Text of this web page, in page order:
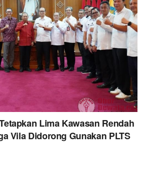
Lima Kawasan Rendah
Vila Didorong Gunakan PLTS